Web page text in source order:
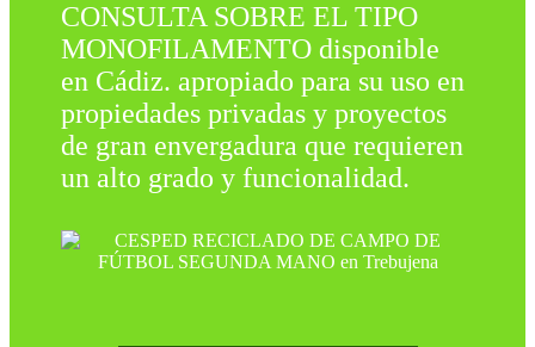
CONSULTA SOBRE EL TIPO
MONOFILAMENTO disponible
en Cádiz. apropiado para su uso en
propiedades privadas y proyectos
de gran envergadura que requieren
un alto grado y funcionalidad.